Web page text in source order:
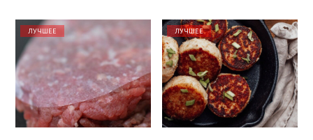
ЛУЧШЕЕ ЛУЧШЕЕ